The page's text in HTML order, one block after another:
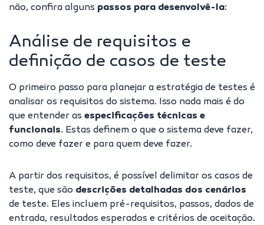
não, confira alguns passos para desenvolvê-la:
Análise de requisitos e
definição de casos de teste
O primeiro passo para planejar a estratégia de testes é
analisar os requisitos do sistema. Isso nada mais é do
que entender as especificações técnicas e
funcionais. Estas definem o que o sistema deve fazer,
como deve fazer e para quem deve fazer.
A partir dos requisitos, é possível delimitar os casos de
teste, que são descrições detalhadas dos cenários
de teste. Eles incluem pré-requisitos, passos, dados de
entrada, resultados esperados e critérios de aceitação.